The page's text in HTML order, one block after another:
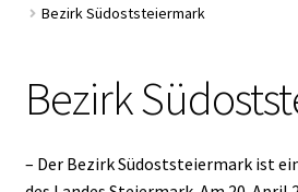
Bezirk Südoststeiermark
Bezirk
– Der Bezirk Südoststeiermark ist